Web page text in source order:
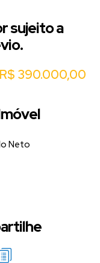
sujeito a
R$ 390.000,00
Neto